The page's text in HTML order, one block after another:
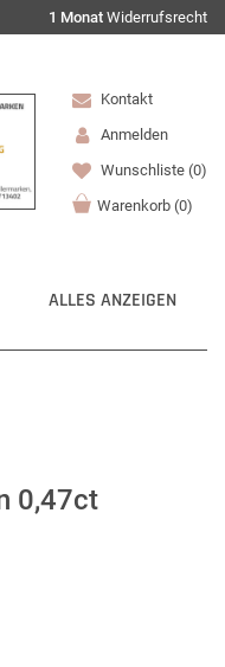
1 Monat Widerrufsrecht
Kontakt
Anmelden
Wunschliste (0)
Warenkorb (0)
ALLES ANZEIGEN
0,47ct